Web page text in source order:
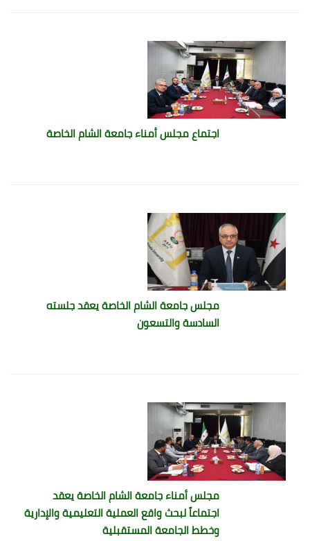
اجتماع مجلس أمناء جامعة الشام الخاصة
مجلس جامعة الشام الخاصة يعقد جلسته
السادسة والتسعون
مجلس أمناء جامعة الشام الخاصة يعقد
اجتماعاً لبحث واقع العملية التعليمية والإدارية
وخطط الجامعة المستقبلية